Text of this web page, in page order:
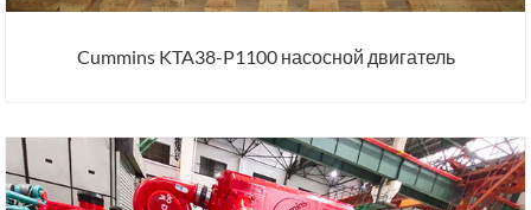
Cummins KTA38-P1100 насосной двигатель